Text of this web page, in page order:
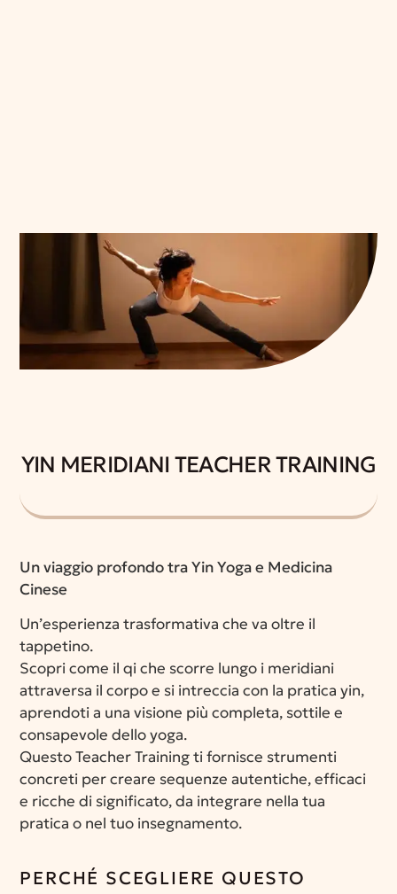
YIN MERIDIANI TEACHER TRAINING
Un viaggio profondo tra Yin Yoga e Medicina
Cinese
Un’esperienza trasformativa che va oltre il
tappetino.
Scopri come il qi che scorre lungo i meridiani
attraversa il corpo e si intreccia con la pratica yin,
aprendoti a una visione più completa, sottile e
consapevole dello yoga.
Questo Teacher Training ti fornisce strumenti
concreti per creare sequenze autentiche, efficaci
e ricche di significato, da integrare nella tua
pratica o nel tuo insegnamento.
PERCHÉ SCEGLIERE QUESTO